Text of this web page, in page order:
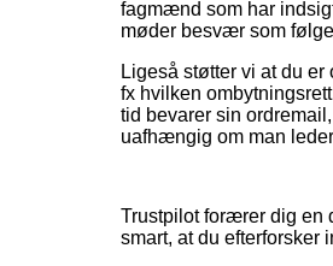
fagmænd som har
møder besvær som
Ligeså støtter vi at du
fx hvilken
tid bevarer sin
uafhængig om man
Trustpilot forærer dig en
smart, at du efterforsker